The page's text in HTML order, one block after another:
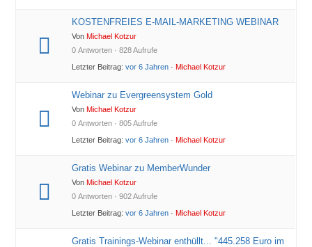
KOSTENFREIES E-MAIL-MARKETING WEBINAR
VonMichael Kotzur
0 Antworten · 828 Aufrufe
Letzter Beitrag:vor 6 Jahren ·Michael Kotzur
Webinar zu Evergreensystem Gold
VonMichael Kotzur
0 Antworten · 805 Aufrufe
Letzter Beitrag:vor 6 Jahren ·Michael Kotzur
Gratis Webinar zu MemberWunder
VonMichael Kotzur
0 Antworten · 902 Aufrufe
Letzter Beitrag:vor 6 Jahren ·Michael Kotzur
Gratis Trainings-Webinar enthüllt... "445.258 Euro im